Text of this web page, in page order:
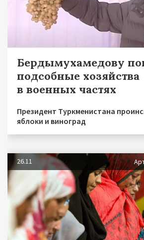
Бердымухамедову
подсобные хозяйства
в военных частях
Президент Туркменистана
яблоки и виноград
26.11